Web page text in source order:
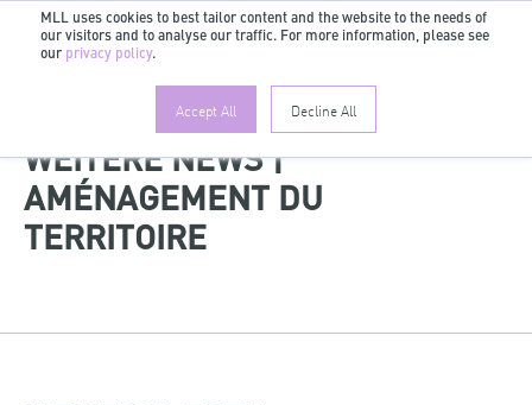
MLL uses cookies to best tailor content and the website to the needs of
our visitors and to analyse our traffic. For more information, please see
our privacy policy.
Accept All Decline All
DE
WEITERE NEWS |
AMÉNAGEMENT DU
TERRITOIRE